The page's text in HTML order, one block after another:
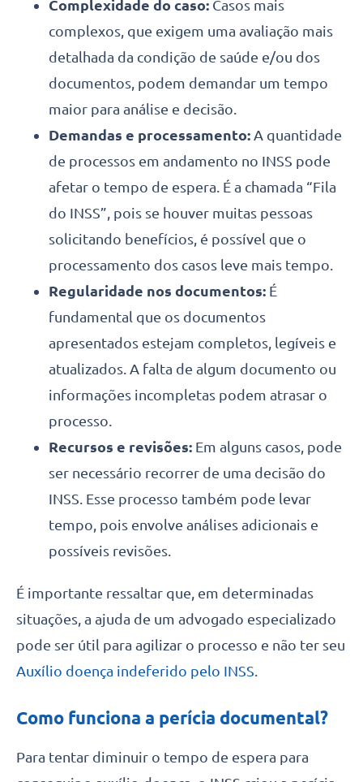
Complexidade do caso: Casos mais
complexos, que exigem uma avaliação mais
detalhada da condição de saúde e/ou dos
documentos, podem demandar um tempo
maior para análise e decisão.
Demandas e processamento: A quantidade
de processos em andamento no INSS pode
afetar o tempo de espera. É a chamada “Fila
do INSS”, pois se houver muitas pessoas
solicitando benefícios, é possível que o
processamento dos casos leve mais tempo.
Regularidade nos documentos: É
fundamental que os documentos
apresentados estejam completos, legíveis e
atualizados. A falta de algum documento ou
informações incompletas podem atrasar o
processo.
Recursos e revisões: Em alguns casos, pode
ser necessário recorrer de uma decisão do
INSS. Esse processo também pode levar
tempo, pois envolve análises adicionais e
possíveis revisões.
É importante ressaltar que, em determinadas
situações, a ajuda de um advogado especializado
pode ser útil para agilizar o processo e não ter seu
Auxílio doença indeferido pelo INSS.
Como funciona a perícia documental?
Para tentar diminuir o tempo de espera para